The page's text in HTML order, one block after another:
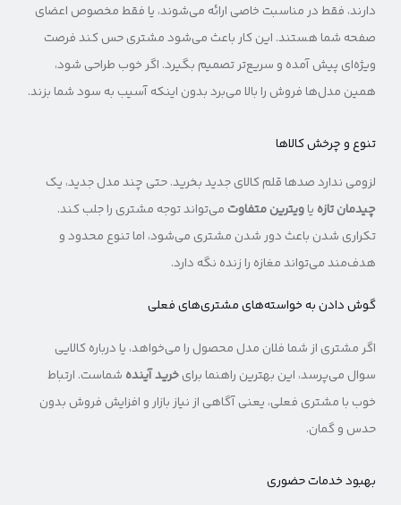
دارند، فقط در مناسبت خاصی ارائه می‌شوند، یا فقط مخصوص اعضای
صفحه شما هستند. این کار باعث می‌شود مشتری حس کند فرصت
ویژه‌ای پیش آمده و سریع‌تر تصمیم بگیرد. اگر خوب طراحی شود،
همین مدل‌ها فروش را بالا می‌برد بدون اینکه آسیب به سود شما بزند.
تنوع و چرخش کالاها
لزومی ندارد صدها قلم کالای جدید بخرید. حتی چند مدل جدید، یک
چیدمان تازهیا ویترین متفاوتمی‌تواند توجه مشتری را جلب کند.
تکراری شدن باعث دور شدن مشتری می‌شود، اما تنوع محدود و
هدف‌مند می‌تواند مغازه را زنده نگه دارد.
گوش دادن به خواسته‌های مشتری‌های فعلی
اگر مشتری از شما فلان مدل محصول را می‌خواهد، یا درباره کالایی
سوال می‌پرسد، این بهترین راهنما برایخرید آیندهشماست. ارتباط
خوب با مشتری فعلی، یعنی آگاهی از نیاز بازار و افزایش فروش بدون
حدس و گمان.
بهبود خدمات حضوری